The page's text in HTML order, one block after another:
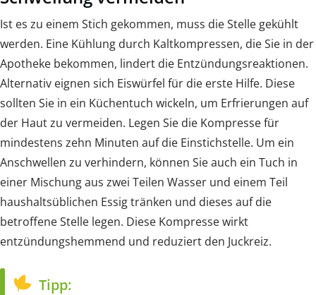
Ist es zu einem Stich gekommen, muss die Stelle gekühlt
werden. Eine Kühlung durch Kaltkompressen, die Sie in der
Apotheke bekommen, lindert die Entzündungsreaktionen.
Alternativ eignen sich Eiswürfel für die erste Hilfe. Diese
sollten Sie in ein Küchentuch wickeln, um Erfrierungen auf
der Haut zu vermeiden. Legen Sie die Kompresse für
mindestens zehn Minuten auf die Einstichstelle. Um ein
Anschwellen zu verhindern, können Sie auch ein Tuch in
einer Mischung aus zwei Teilen Wasser und einem Teil
haushaltsüblichen Essig tränken und dieses auf die
betroffene Stelle legen. Diese Kompresse wirkt
entzündungshemmend und reduziert den Juckreiz.
Tipp: